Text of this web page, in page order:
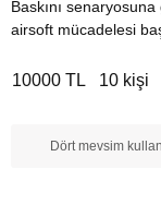
Baskını
airsoft mücadelesi
10000 TL 10 kişi
Dört mevsim